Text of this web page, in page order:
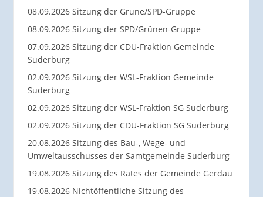
08.09.2026 Sitzung der Grüne/SPD-Gruppe
08.09.2026 Sitzung der SPD/Grünen-Gruppe
07.09.2026 Sitzung der CDU-Fraktion Gemeinde
Suderburg
02.09.2026 Sitzung der WSL-Fraktion Gemeinde
Suderburg
02.09.2026 Sitzung der WSL-Fraktion SG Suderburg
02.09.2026 Sitzung der CDU-Fraktion SG Suderburg
20.08.2026 Sitzung des Bau-, Wege- und
Umweltausschusses der Samtgemeinde Suderburg
19.08.2026 Sitzung des Rates der Gemeinde Gerdau
19.08.2026 Nichtöffentliche Sitzung des